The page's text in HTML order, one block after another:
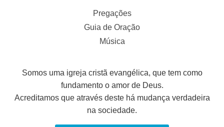
Pregações
Guia de Oração
Música
Somos uma igreja cristã evangélica, que tem como
fundamento o amor de Deus.
Acreditamos que através deste há mudança verdadeira
na sociedade.